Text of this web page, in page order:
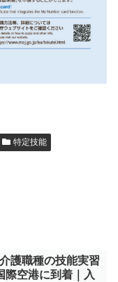
特定技能
護職種の技能実習
際空港に到着｜入